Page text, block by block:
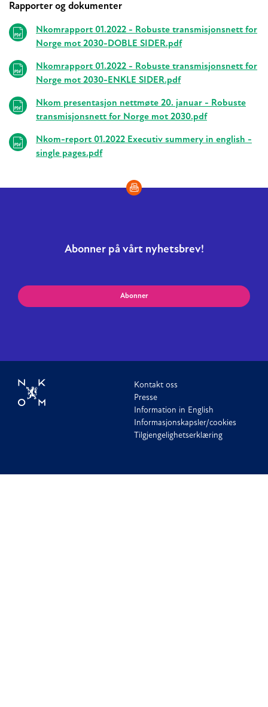
Relaterte
Rapporter og dokumenter
Nkomrapport 01.2022 - Robuste transmisjonsnett for
Norge mot 2030-DOBLE SIDER.pdf
Nkomrapport 01.2022 - Robuste transmisjonsnett for
Norge mot 2030-ENKLE SIDER.pdf
Nkom presentasjon nettmøte 20. januar - Robuste
transmisjonsnett for Norge mot 2030.pdf
Nkom-report 01.2022 Executiv summery in english -
single pages.pdf
Abonner på vårt nyhetsbrev!
Abonner
Kontakt oss
Presse
Information in English
Informasjonskapsler/cookies
Tilgjengelighetserklæring